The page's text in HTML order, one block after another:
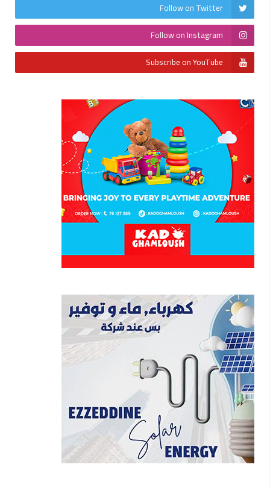
Follow on Twitter
Follow on Instagram
Subscribe on YouTube